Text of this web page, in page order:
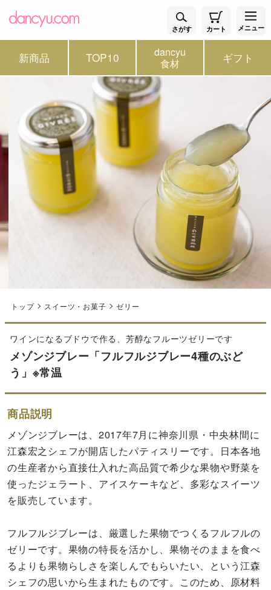
さがす カート メニュー
新商品 TOP10 dancyu
食材 ギフト
トップ スイーツ・お菓子 ゼリー
ワインになるブドウで作る、芳醇なフルーツゼリーです
メゾンジブレー「フルフルジブレー4種のぶど
う」※常温
商品説明
メゾンジブレーは、2017年7月に神奈川県・中央林間に
江森宏之シェフが開店したパティスリーです。日本各地
の生産者から直接仕入れた高品質で希少な果物や野菜を
使ったジェラート、アイスケーキなど、多彩なスイーツ
を販売しています。
フルフルジブレーは、厳選した果物でつくるフルフルの
ゼリーです。果物の特長を活かし、果物そのままを食べ
るよりも果物らしさを楽しんでもらいたい、という江森
シェフの思いから生まれたものです。このため、原材料